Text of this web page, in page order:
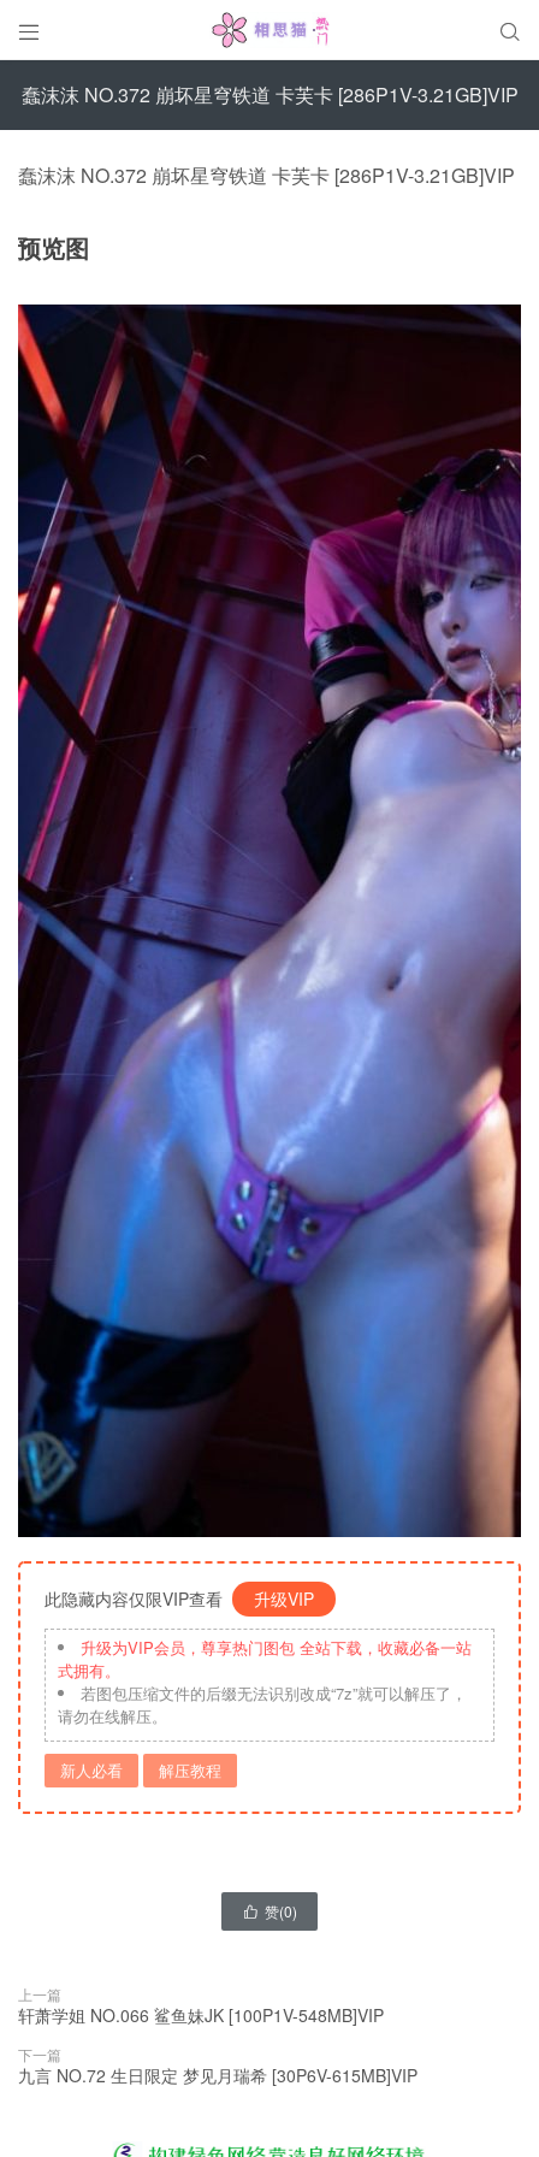
 
蠢沫沫 NO.372 崩坏星穹铁道 卡芙卡 [286P1V-3.21GB]VIP
蠢沫沫 NO.372 崩坏星穹铁道 卡芙卡 [286P1V-3.21GB]VIP
预览图
此隐藏内容仅限VIP查看 升级VIP
升级为VIP会员，尊享热门图包 全站下载，收藏必备一站
式拥有。
若图包压缩文件的后缀无法识别改成“7z”就可以解压了，
请勿在线解压。
新人必看 解压教程
 赞(0)
上一篇
轩萧学姐 NO.066 鲨鱼妹JK [100P1V-548MB]VIP
下一篇
九言 NO.72 生日限定 梦见月瑞希 [30P6V-615MB]VIP